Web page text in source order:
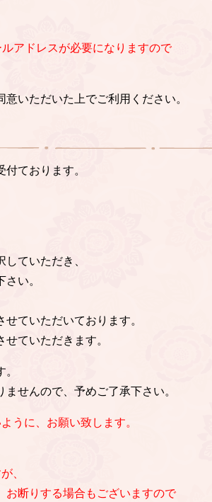
アドレスが必要になりますので
いただいた上でご利用ください。
ております。
していただき、
い。
ていただいております。
ていただきます。
せんので、予めご了承下さい。
うに、お願い致します。
、
お断りする場合もございますので